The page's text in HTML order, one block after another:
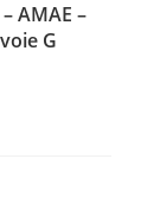
AMAE –
G